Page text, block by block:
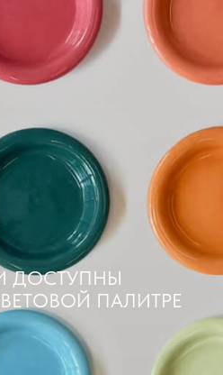
ДОСТУПНЫ
ПАЛИТРЕ